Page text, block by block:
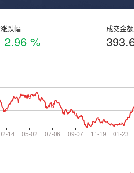
涨跌幅
-2.96 %
成交金额